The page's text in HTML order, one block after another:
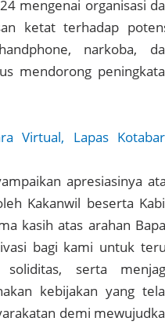
mengenai organisasi
ketat terhadap
narkoba,
mendorong
Virtual, Lapas
apresiasinya
Kakanwil beserta
kasih atas arahan
bagi kami untuk
serta
kebijakan yang
demi